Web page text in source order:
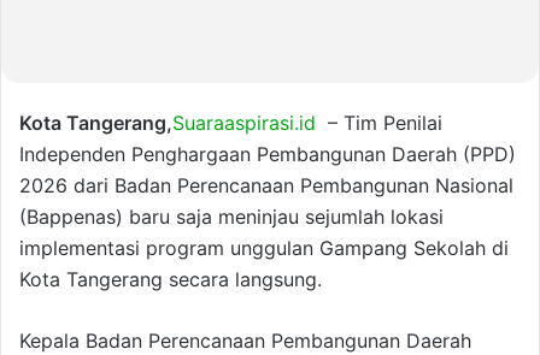
Kota Tangerang,Suaraaspirasi.id – Tim Penilai
Independen Penghargaan Pembangunan Daerah (PPD)
2026 dari Badan Perencanaan Pembangunan Nasional
(Bappenas) baru saja meninjau sejumlah lokasi
implementasi program unggulan Gampang Sekolah di
Kota Tangerang secara langsung.
Kepala Badan Perencanaan Pembangunan Daerah